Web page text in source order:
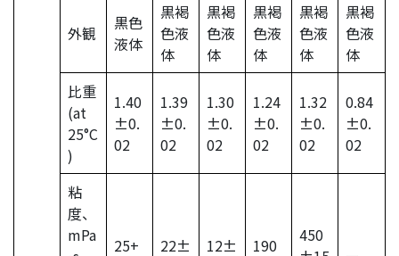
外観
黒色
液体
黒褐
色液
体
黒褐
色液
体
黒褐
色液
体
黒褐
色液
体
黒褐
色液
体
比重
(at
25°C
)
1.40
±0.
02
1.39
±0.
02
1.30
±0.
02
1.24
±0.
02
1.32
±0.
02
0.84
±0.
02
粘
度、
mPa
25+
22±
12±
190
450